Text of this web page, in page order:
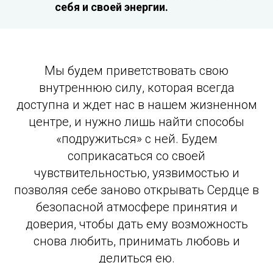
себя и своей энергии.
Мы будем приветствовать свою
внутреннюю силу, которая всегда
доступна и ждет нас в нашем жизненном
центре, и нужно лишь найти способы
«подружиться» с ней. Будем
соприкасаться со своей
чувствительностью, уязвимостью и
позволяя себе заново открывать Сердце в
безопасной атмосфере принятия и
доверия, чтобы дать ему возможность
снова любить, принимать любовь и
делиться ею.